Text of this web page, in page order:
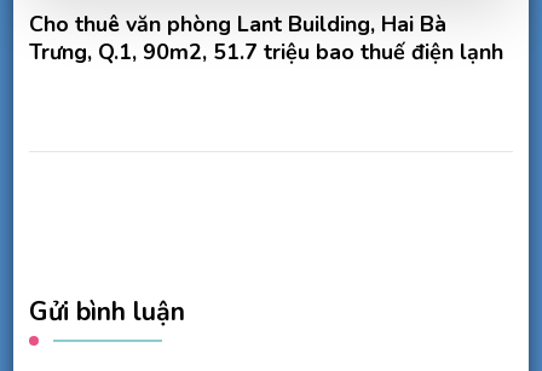
Cho thuê văn phòng Lant Building, Hai Bà
Trưng, Q.1, 90m2, 51.7 triệu bao thuế điện lạnh
Gửi bình luận